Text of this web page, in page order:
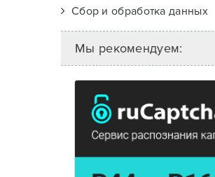
Сбор и обработка данных
Мы рекомендуем: